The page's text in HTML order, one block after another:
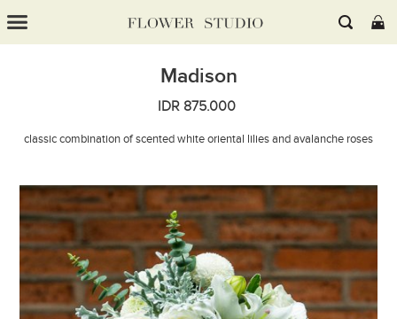
Madison
IDR 875.000
classic combination of scented white oriental lilies and avalanche roses